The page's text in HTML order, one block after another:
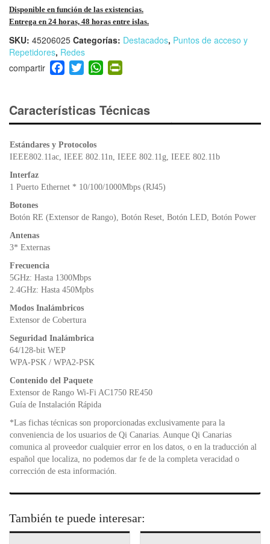
Disponible en función de las existencias.
Entrega en 24 horas, 48 horas entre islas.
SKU: 45206025 Categorías: Destacados, Puntos de acceso y
Repetidores, Redes
F
a
e
b
o
o
T
wi
er
W
h
s
A
p
ri
e
dl
Características Técnicas
Estándares y Protocolos
IEEE802.11ac, IEEE 802.11n, IEEE 802.11g, IEEE 802.11b
Interfaz
1 Puerto Ethernet * 10/100/1000Mbps (RJ45)
Botones
Botón RE (Extensor de Rango), Botón Reset, Botón LED, Botón Power
Antenas
3* Externas
Frecuencia
5GHz: Hasta 1300Mbps
2.4GHz: Hasta 450Mpbs
Modos Inalámbricos
Extensor de Cobertura
Seguridad Inalámbrica
64/128-bit WEP
WPA-PSK / WPA2-PSK
Contenido del Paquete
Extensor de Rango Wi-Fi AC1750 RE450
Guía de Instalación Rápida
*Las fichas técnicas son proporcionadas exclusivamente para la
conveniencia de los usuarios de Qi Canarias. Aunque Qi Canarias
comunica al proveedor cualquier error en los datos, o en la traducción al
español que localiza, no podemos dar fe de la completa veracidad o
corrección de esta información.
También te puede interesar: